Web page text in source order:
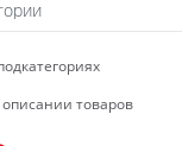
описании товаров